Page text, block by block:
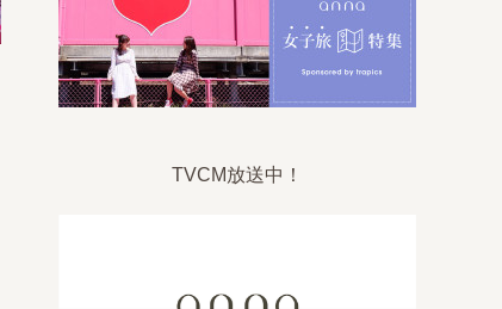
TVCM放送中！